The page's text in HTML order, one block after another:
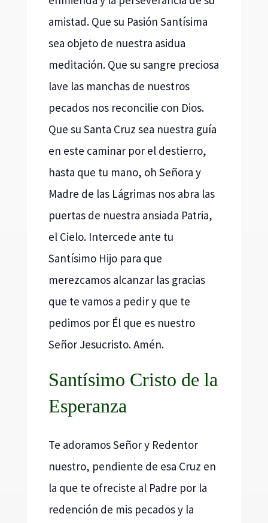
amistad. Que su Pasión Santísima
sea objeto de nuestra asidua
meditación. Que su sangre preciosa
lave las manchas de nuestros
pecados nos reconcilie con Dios.
Que su Santa Cruz sea nuestra guía
en este caminar por el destierro,
hasta que tu mano, oh Señora y
Madre de las Lágrimas nos abra las
puertas de nuestra ansiada Patria,
el Cielo. Intercede ante tu
Santísimo Hijo para que
merezcamos alcanzar las gracias
que te vamos a pedir y que te
pedimos por Él que es nuestro
Señor Jesucristo. Amén.
Santísimo Cristo de la
Esperanza
Te adoramos Señor y Redentor
nuestro, pendiente de esa Cruz en
la que te ofreciste al Padre por la
redención de mis pecados y la